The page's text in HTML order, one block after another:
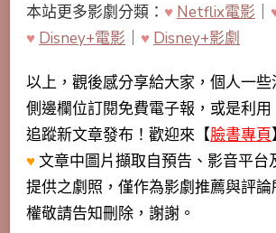
本站更多影劇分類： ♥ Netflix電影
♥ Disney+電影 ♥ Disney+影劇
以上，觀後感分享給大家，個人一
側邊欄位訂閱免費電子報，或是利用
追蹤新文章發布！歡迎來【臉書專頁
♥文章中圖片擷取自預告、影音平台
提供之劇照，僅作為影劇推薦與評
權敬請告知刪除，謝謝。